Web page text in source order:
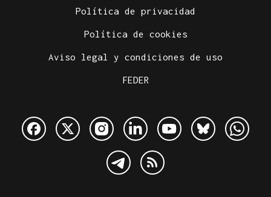
Política de privacidad
Política de cookies
Aviso legal y condiciones de uso
FEDER